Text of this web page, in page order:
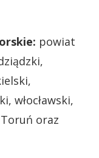
powiat
włocławski,
oraz